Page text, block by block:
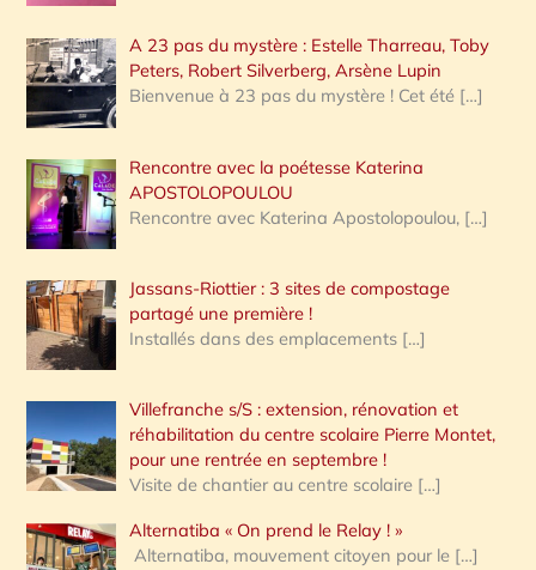
A 23 pas du mystère : Estelle Tharreau, Toby
Peters, Robert Silverberg, Arsène Lupin
Bienvenue à 23 pas du mystère ! Cet été […]
Rencontre avec la poétesse Katerina
APOSTOLOPOULOU
Rencontre avec Katerina Apostolopoulou, […]
Jassans-Riottier : 3 sites de compostage
partagé une première !
Installés dans des emplacements […]
Villefranche s/S : extension, rénovation et
réhabilitation du centre scolaire Pierre Montet,
pour une rentrée en septembre !
Visite de chantier au centre scolaire […]
Alternatiba « On prend le Relay ! »
Alternatiba, mouvement citoyen pour le […]